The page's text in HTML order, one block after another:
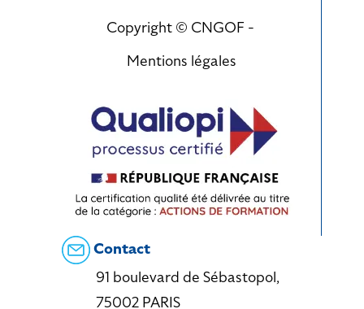
Copyright © CNGOF -
Mentions légales
Contact
91 boulevard de Sébastopol,
75002 PARIS